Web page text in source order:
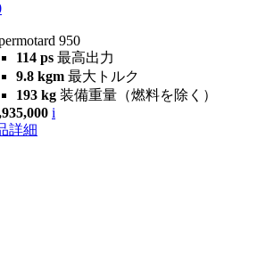
950
114 ps 最高出力
9.8 kgm 最大トルク
193 kg 装備重量（燃料を除く）
i
詳細